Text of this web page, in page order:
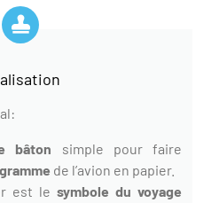
bâton simple pour faire
de l’avion en papier.
est lesymbole du voyage